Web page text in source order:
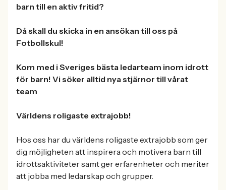
barn till en aktiv fritid?
Då skall du skicka in en ansökan till oss på
Fotbollskul!
Kom med i Sveriges bästa ledarteam inom idrott
för barn! Vi söker alltid nya stjärnor till vårat
team
Världens roligaste extrajobb!
Hos oss har du världens roligaste extrajobb som ger
dig möjligheten att inspirera och motivera barn till
idrottsaktiviteter samt ger erfarenheter och meriter
att jobba med ledarskap och grupper.